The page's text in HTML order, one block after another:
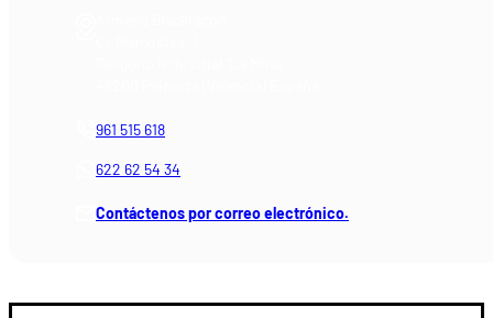
961 515 618
622 62 54 34
Contáctenos por correo electrónico.